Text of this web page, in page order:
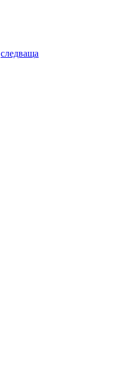
следваща